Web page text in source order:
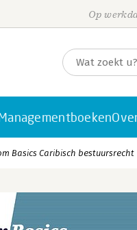
Op
Basics Caribisch bestuursrecht